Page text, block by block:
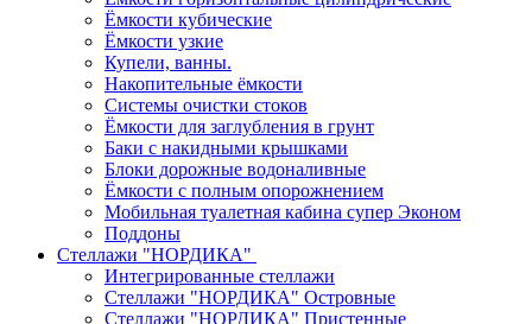
Ёмкости кубические
Ёмкости узкие
Купели, ванны.
Накопительные ёмкости
Системы очистки стоков
Ёмкости для заглубления в грунт
Баки с накидными крышками
Блоки дорожные водоналивные
Ёмкости с полным опорожнением
Мобильная туалетная кабина супер Эконом
Поддоны
Стеллажи "НОРДИКА"
Интегрированные стеллажи
Стеллажи "НОРДИКА" Островные
Стеллажи "НОРДИКА" Пристенные